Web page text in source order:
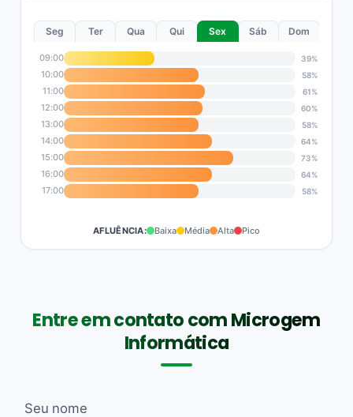
Seg Ter Qua Qui Sex Sáb Dom
09:00 39%
10:00 58%
11:00 61%
12:00 60%
13:00 58%
14:00 64%
15:00 73%
16:00 64%
17:00 58%
AFLUÊNCIA: Baixa Média Alta Pico
Entre em contato com Microgem
Informática
Seu nome